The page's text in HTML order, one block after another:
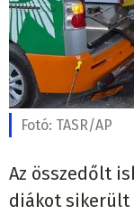
Fotó: TASR/AP
Az összedőlt
diákot sikerült